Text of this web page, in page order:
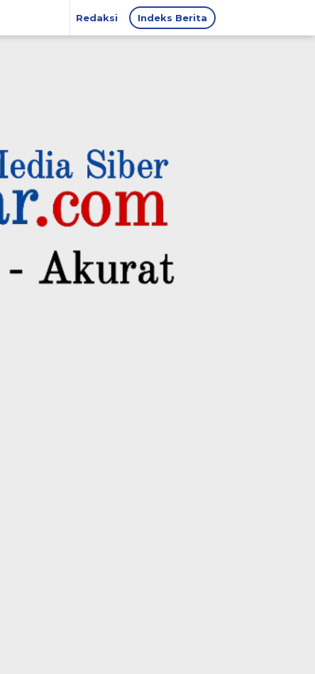
Redaksi Indeks Berita